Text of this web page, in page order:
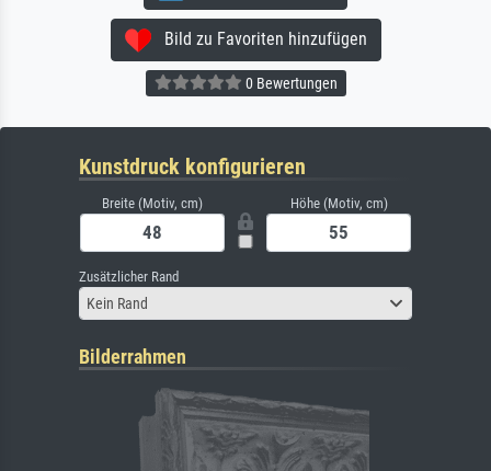
Bild zu Favoriten hinzufügen
0 Bewertungen
Kunstdruck konfigurieren
Breite (Motiv, cm) Höhe (Motiv, cm)
Zusätzlicher Rand
Kein Rand
Bilderrahmen